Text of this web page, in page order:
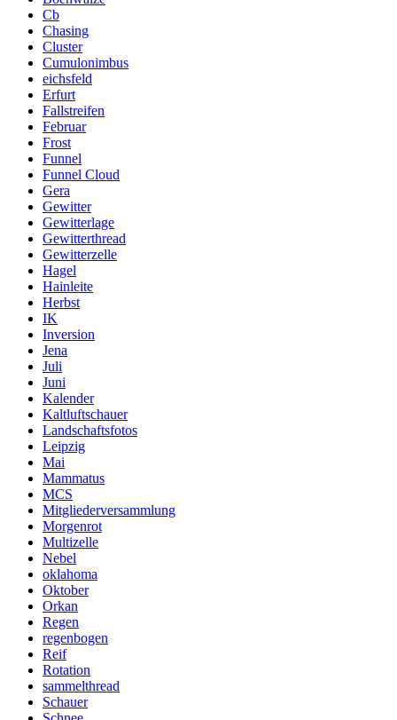
Cb
Chasing
Cluster
Cumulonimbus
eichsfeld
Erfurt
Fallstreifen
Februar
Frost
Funnel
Funnel Cloud
Gera
Gewitter
Gewitterlage
Gewitterthread
Gewitterzelle
Hagel
Hainleite
Herbst
IK
Inversion
Jena
Juli
Juni
Kalender
Kaltluftschauer
Landschaftsfotos
Leipzig
Mai
Mammatus
MCS
Mitgliederversammlung
Morgenrot
Multizelle
Nebel
oklahoma
Oktober
Orkan
Regen
regenbogen
Reif
Rotation
sammelthread
Schauer